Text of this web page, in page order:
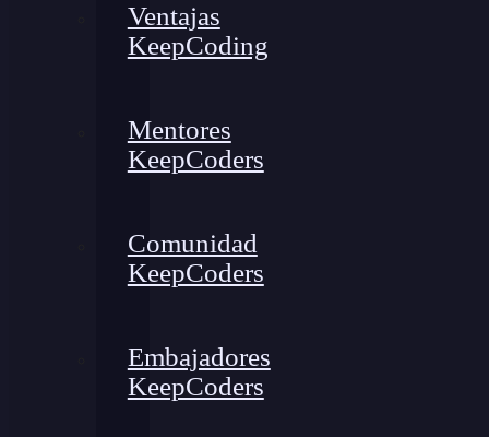
Ventajas
KeepCoding
Mentores
KeepCoders
Comunidad
KeepCoders
Embajadores
KeepCoders